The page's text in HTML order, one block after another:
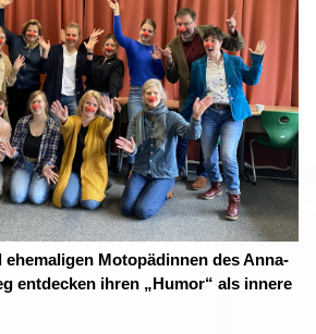
ehemaligen Motopädinnen des Anna-
entdecken ihren „Humor“ als innere